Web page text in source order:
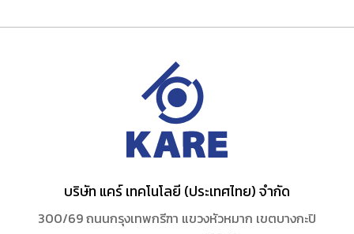
บริษัท แคร์ เทคโนโลยี (ประเทศไทย) จำกัด
300/69 ถนนกรุงเทพกรีฑา แขวงหัวหมาก เขตบางกะปิ